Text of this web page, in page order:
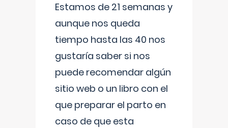
Estamos de 21 semanas y
aunque nos queda
tiempo hasta las 40 nos
gustaría saber si nos
puede recomendar algún
sitio web o un libro con el
que preparar el parto en
caso de que esta